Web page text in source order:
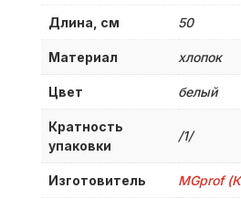
Длина, см 50
Материал хлопок
Цвет белый
Кратность
упаковки
/1/
Изготовитель MGprof